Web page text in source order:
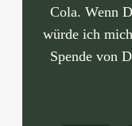
Cola. Wenn
würde ich
Spende von